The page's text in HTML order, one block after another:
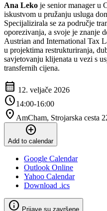
Ana Leko je senior manager u
iskustvom u pružanju usluga
Specijalizirala se za područje
oporezivanja, a svoje je znanje
Austrian and International Tax
u projektima restrukturiranja,
savjetovanju klijenata u vezi s
transfernih cijena.
calendar_month 12. veljače 2026
schedule14:00-16:00
location_on AmCham, Strojarska cesta
add_circle
Add to calendar
Google Calendar
Outlook Online
Yahoo Calendar
Download .ics
info Prijave su završene